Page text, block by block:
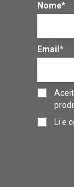
Nome*
Email*
Li e